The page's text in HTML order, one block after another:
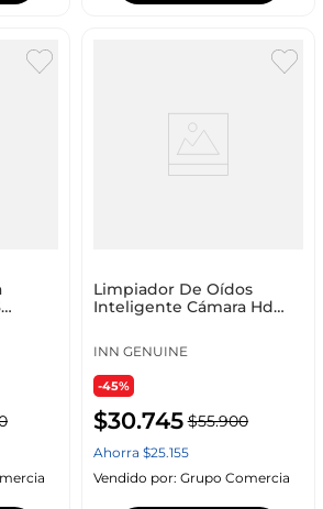
Limpiador De Oídos
Inteligente Cámara Hd
Inalámbrico Ios Y Android
INN GENUINE
-45%
$30.745 $55.900
Ahorra $25.155
Vendido por: Grupo Comercia